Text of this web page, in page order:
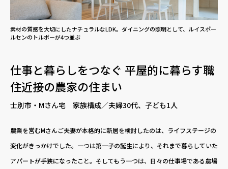
素材の質感を大切にしたナチュラルなLDK。ダイニングの照明として、ルイスポー
ルセンのトルボーが4つ並ぶ
仕事と暮らしをつなぐ 平屋的に暮らす職
住近接の農家の住まい
士別市・Mさん宅 家族構成／夫婦30代、子ども1人
農業を営むMさんご夫妻が本格的に新居を検討したのは、ライフステージの
変化がきっかけでした。一つは第一子の誕生により、それまで暮らしていた
アパートが手狭になったこと。そしてもう一つは、日々の仕事場である農場